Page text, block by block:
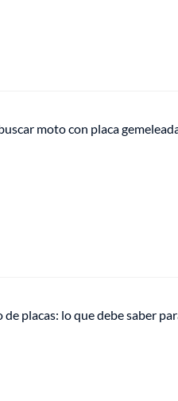
moto con placa
de placas: lo que debe saber